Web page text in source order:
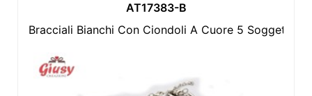
AT17383-B
Bracciali Bianchi Con Ciondoli A Cuore 5 Soggetti